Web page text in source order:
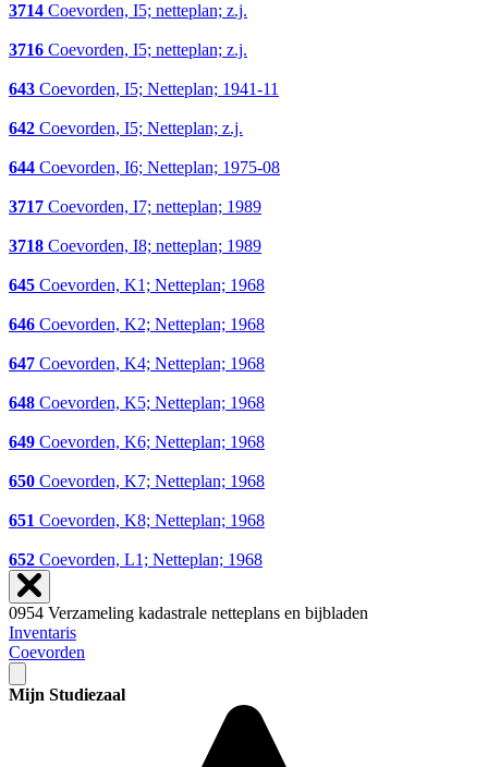
3714 Coevorden, I5; netteplan; z.j.
3716 Coevorden, I5; netteplan; z.j.
643 Coevorden, I5; Netteplan; 1941-11
642 Coevorden, I5; Netteplan; z.j.
644 Coevorden, I6; Netteplan; 1975-08
3717 Coevorden, I7; netteplan; 1989
3718 Coevorden, I8; netteplan; 1989
645 Coevorden, K1; Netteplan; 1968
646 Coevorden, K2; Netteplan; 1968
647 Coevorden, K4; Netteplan; 1968
648 Coevorden, K5; Netteplan; 1968
649 Coevorden, K6; Netteplan; 1968
650 Coevorden, K7; Netteplan; 1968
651 Coevorden, K8; Netteplan; 1968
652 Coevorden, L1; Netteplan; 1968
0954 Verzameling kadastrale netteplans en bijbladen
Inventaris
Coevorden
Mijn Studiezaal